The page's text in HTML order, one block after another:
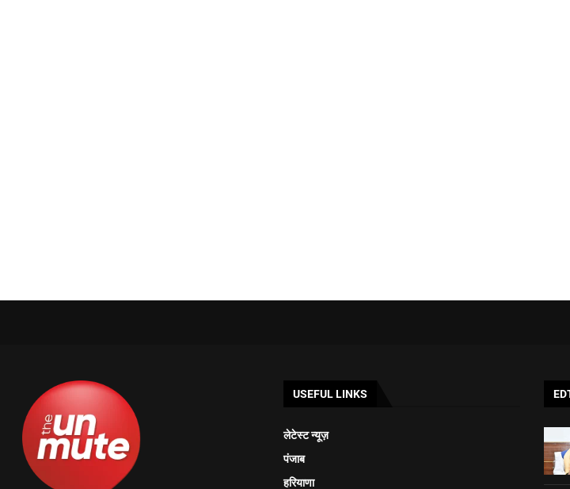
USEFUL LINKS
लेटेस्ट न्यूज़
पंजाब
हरियाणा